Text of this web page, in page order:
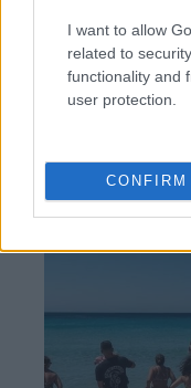
I want to allow
related to
functionality and
user protection.
CONFIRM
δεδομένα του
Νέντοβιτς για
βρώμικους